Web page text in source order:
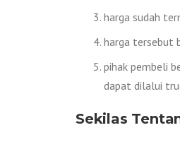
harga sudah
harga tersebut
pihak pembeli
dapat dilalui
Sekilas